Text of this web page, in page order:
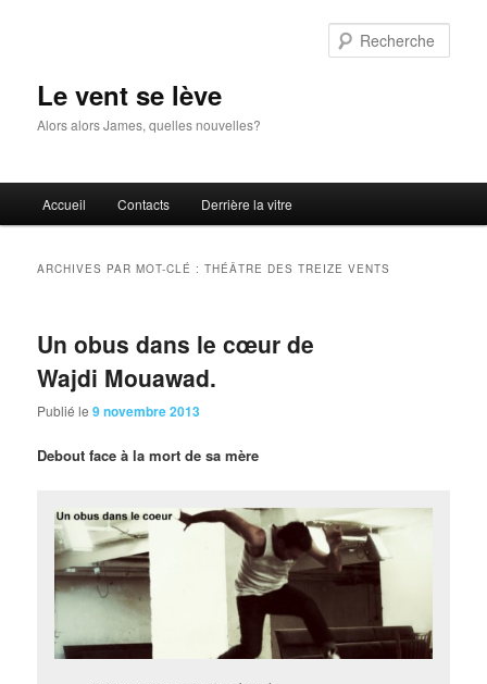
Le vent se lève
Alors alors James, quelles nouvelles?
principal
Accueil Contacts Derrière la vitre
ARCHIVES PAR MOT-CLÉ :THÉÂTRE DES TREIZE VENTS
Un obus dans le cœur de
Wajdi Mouawad.
Publié le9 novembre 2013
Deboutface à la mort de sa mère